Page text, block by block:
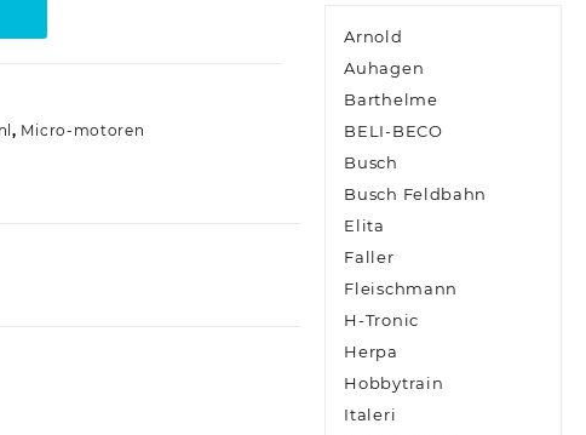
, Micro-motoren
Arnold
Auhagen
Barthelme
BELI-BECO
Busch
Busch Feldbahn
Elita
Faller
Fleischmann
H-Tronic
Herpa
Hobbytrain
Italeri